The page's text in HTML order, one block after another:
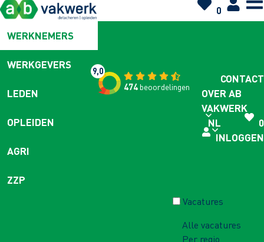
0
WERKNEMERS
WERKGEVERS
LEDEN
OPLEIDEN
AGRI
ZZP
9,0
474beoordelingen
CONTACT
OVER AB
VAKWERK
NL
0
INLOGGEN
Vacatures
Alle vacatures
Per regio